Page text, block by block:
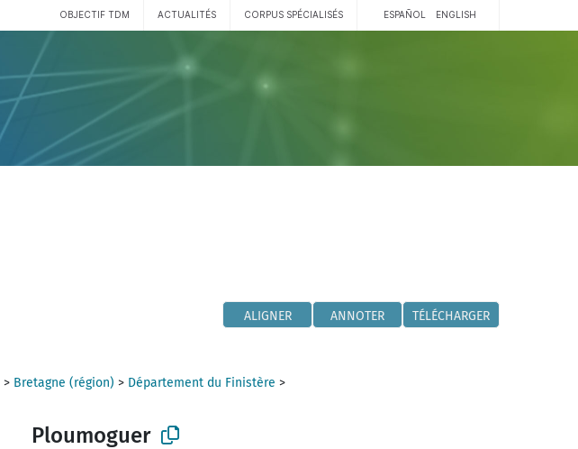
OBJECTIF TDM ACTUALITÉS CORPUS SPÉCIALISÉS ESPAÑOL ENGLISH
ALIGNER ANNOTER TÉLÉCHARGER
> Bretagne (région) > Département du Finistère >
Ploumoguer